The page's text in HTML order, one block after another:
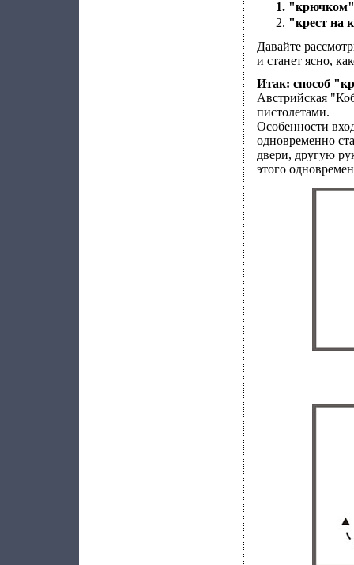
"крючком"
"крест на
Давайте
и станет ясно,
Итак: способ
Австрийская
пистолетами.
Особенности
одновременно
двери, другую
этого